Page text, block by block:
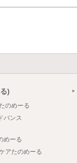
)
のめーる
バンス
めーる
アたのめーる